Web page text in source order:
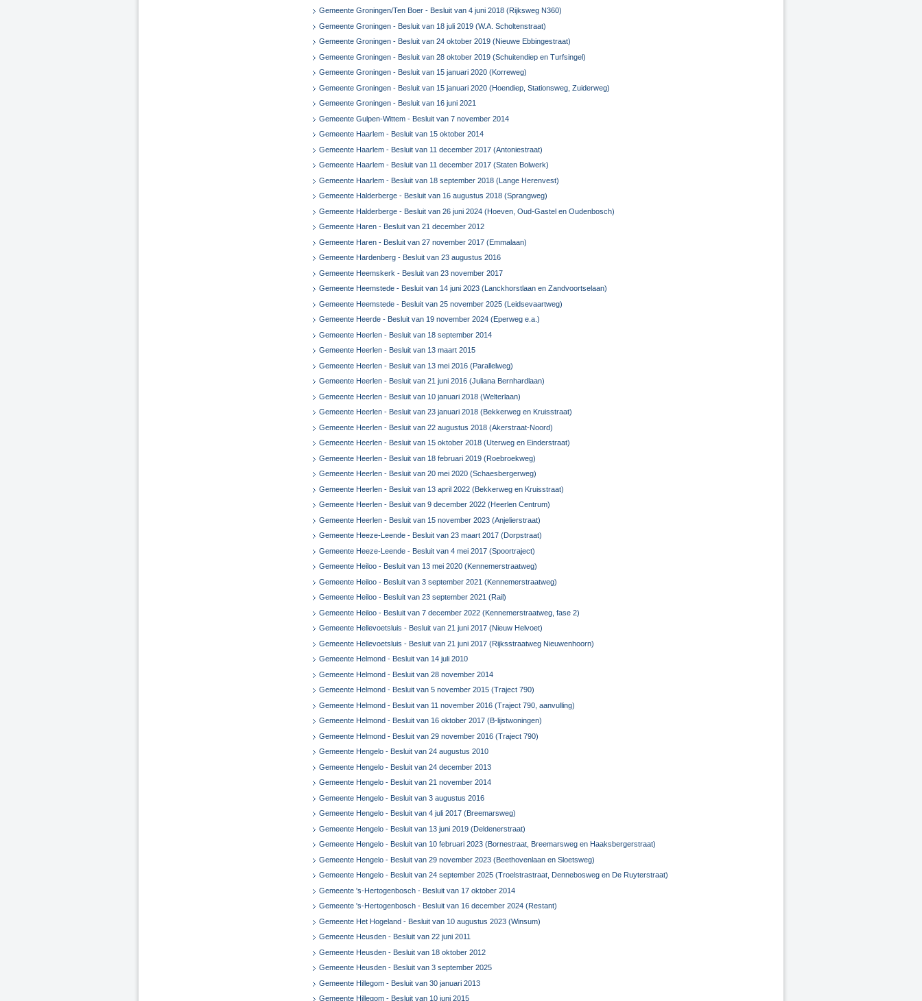
Gemeente Groningen/Ten Boer - Besluit van 4 juni 2018 (Rijksweg N360)
Gemeente Groningen - Besluit van 18 juli 2019 (W.A. Scholtenstraat)
Gemeente Groningen - Besluit van 24 oktober 2019 (Nieuwe Ebbingestraat)
Gemeente Groningen - Besluit van 28 oktober 2019 (Schuitendiep en Turfsingel)
Gemeente Groningen - Besluit van 15 januari 2020 (Korreweg)
Gemeente Groningen - Besluit van 15 januari 2020 (Hoendiep, Stationsweg, Zuiderweg)
Gemeente Groningen - Besluit van 16 juni 2021
Gemeente Gulpen-Wittem - Besluit van 7 november 2014
Gemeente Haarlem - Besluit van 15 oktober 2014
Gemeente Haarlem - Besluit van 11 december 2017 (Antoniestraat)
Gemeente Haarlem - Besluit van 11 december 2017 (Staten Bolwerk)
Gemeente Haarlem - Besluit van 18 september 2018 (Lange Herenvest)
Gemeente Halderberge - Besluit van 16 augustus 2018 (Sprangweg)
Gemeente Halderberge - Besluit van 26 juni 2024 (Hoeven, Oud-Gastel en Oudenbosch)
Gemeente Haren - Besluit van 21 december 2012
Gemeente Haren - Besluit van 27 november 2017 (Emmalaan)
Gemeente Hardenberg - Besluit van 23 augustus 2016
Gemeente Heemskerk - Besluit van 23 november 2017
Gemeente Heemstede - Besluit van 14 juni 2023 (Lanckhorstlaan en Zandvoortselaan)
Gemeente Heemstede - Besluit van 25 november 2025 (Leidsevaartweg)
Gemeente Heerde - Besluit van 19 november 2024 (Eperweg e.a.)
Gemeente Heerlen - Besluit van 18 september 2014
Gemeente Heerlen - Besluit van 13 maart 2015
Gemeente Heerlen - Besluit van 13 mei 2016 (Parallelweg)
Gemeente Heerlen - Besluit van 21 juni 2016 (Juliana Bernhardlaan)
Gemeente Heerlen - Besluit van 10 januari 2018 (Welterlaan)
Gemeente Heerlen - Besluit van 23 januari 2018 (Bekkerweg en Kruisstraat)
Gemeente Heerlen - Besluit van 22 augustus 2018 (Akerstraat-Noord)
Gemeente Heerlen - Besluit van 15 oktober 2018 (Uterweg en Einderstraat)
Gemeente Heerlen - Besluit van 18 februari 2019 (Roebroekweg)
Gemeente Heerlen - Besluit van 20 mei 2020 (Schaesbergerweg)
Gemeente Heerlen - Besluit van 13 april 2022 (Bekkerweg en Kruisstraat)
Gemeente Heerlen - Besluit van 9 december 2022 (Heerlen Centrum)
Gemeente Heerlen - Besluit van 15 november 2023 (Anjelierstraat)
Gemeente Heeze-Leende - Besluit van 23 maart 2017 (Dorpstraat)
Gemeente Heeze-Leende - Besluit van 4 mei 2017 (Spoortraject)
Gemeente Heiloo - Besluit van 13 mei 2020 (Kennemerstraatweg)
Gemeente Heiloo - Besluit van 3 september 2021 (Kennemerstraatweg)
Gemeente Heiloo - Besluit van 23 september 2021 (Rail)
Gemeente Heiloo - Besluit van 7 december 2022 (Kennemerstraatweg, fase 2)
Gemeente Hellevoetsluis - Besluit van 21 juni 2017 (Nieuw Helvoet)
Gemeente Hellevoetsluis - Besluit van 21 juni 2017 (Rijksstraatweg Nieuwenhoorn)
Gemeente Helmond - Besluit van 14 juli 2010
Gemeente Helmond - Besluit van 28 november 2014
Gemeente Helmond - Besluit van 5 november 2015 (Traject 790)
Gemeente Helmond - Besluit van 11 november 2016 (Traject 790, aanvulling)
Gemeente Helmond - Besluit van 16 oktober 2017 (B-lijstwoningen)
Gemeente Helmond - Besluit van 29 november 2016 (Traject 790)
Gemeente Hengelo - Besluit van 24 augustus 2010
Gemeente Hengelo - Besluit van 24 december 2013
Gemeente Hengelo - Besluit van 21 november 2014
Gemeente Hengelo - Besluit van 3 augustus 2016
Gemeente Hengelo - Besluit van 4 juli 2017 (Breemarsweg)
Gemeente Hengelo - Besluit van 13 juni 2019 (Deldenerstraat)
Gemeente Hengelo - Besluit van 10 februari 2023 (Bornestraat, Breemarsweg en Haaksbergerstraat)
Gemeente Hengelo - Besluit van 29 november 2023 (Beethovenlaan en Sloetsweg)
Gemeente Hengelo - Besluit van 24 september 2025 (Troelstrastraat, Dennebosweg en De Ruyterstraat)
Gemeente 's-Hertogenbosch - Besluit van 17 oktober 2014
Gemeente 's-Hertogenbosch - Besluit van 16 december 2024 (Restant)
Gemeente Het Hogeland - Besluit van 10 augustus 2023 (Winsum)
Gemeente Heusden - Besluit van 22 juni 2011
Gemeente Heusden - Besluit van 18 oktober 2012
Gemeente Heusden - Besluit van 3 september 2025
Gemeente Hillegom - Besluit van 30 januari 2013
Gemeente Hillegom - Besluit van 10 juni 2015